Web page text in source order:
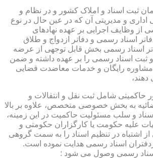
ثبت اسناد و املاک کشور و در نظام و
اداری و مدیریتی آن که در عین حال در نوع
از وظایف اجرایی بر عهده نهادهای
اسناد رسمی و دفاتر ازدواج و طلاق
اسناد رسمی بخش قابل توجهی از عرضه
ثبت اسناد رسمی را بر عهده داشته و ضمن
مشاوره رایگان و خدمات معاضدت قضایی
دهند،
حاکمیتی شامل ثبت نقل و انتقالات و
به بخش خصوصی متخصص، علاوه بر بالا
و سلب مسئولیت حاکمیت در این زمینه،
علیه حکومت یا کارگزاران حکومتی و
اشتباه در تنظیم اسناد را به سمت گروهی
اسناد رسمی هدایت نموده است.
رسمی وصول می شود :